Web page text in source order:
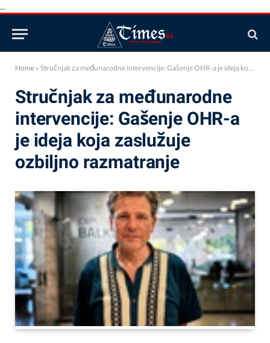
...
Home » Stručnjak za međunarodne intervencije: Gašenje OHR-a je ideja koja zaslužuje ozbiljno razmatranje
Stručnjak za međunarodne
intervencije: Gašenje OHR-a
je ideja koja zaslužuje
ozbiljno razmatranje